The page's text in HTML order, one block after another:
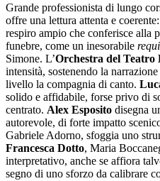
Grande professionista di lungo
offre una lettura attenta e
respiro ampio che conferisce alla
funebre, come un inesorabile
Simone. L’Orchestra del Teatro
intensità, sostenendo la
livello la compagnia di canto.
solido e affidabile, forse privo di
centrato. Alex Esposito disegna
autorevole, di forte impatto
Gabriele Adorno, sfoggia uno
Francesca Dotto, Maria
interpretativo, anche se affiora
segno di uno sforzo da calibrare